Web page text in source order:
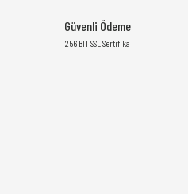
Güvenli Ödeme
256 BIT SSL Sertifika